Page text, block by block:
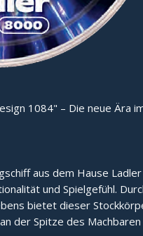
1084" – Die neue Ära
aus dem Hause Ladler
und Spielgefühl.
bietet dieser
der Spitze des